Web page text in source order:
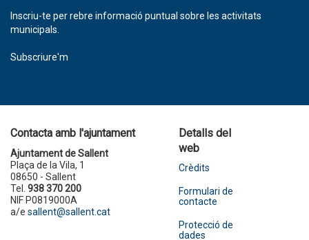
Inscriu-te per rebre informació puntual sobre les activitats
municipals.
Subscriure'm
Contacta amb l'ajuntament
Ajuntament de Sallent
Plaça de la Vila, 1
08650 - Sallent
Tel. 938 370 200
NIF P0819000A
a/e sallent@sallent.cat
Detalls del
web
Crèdits
Formulari de
contacte
Protecció de
dades